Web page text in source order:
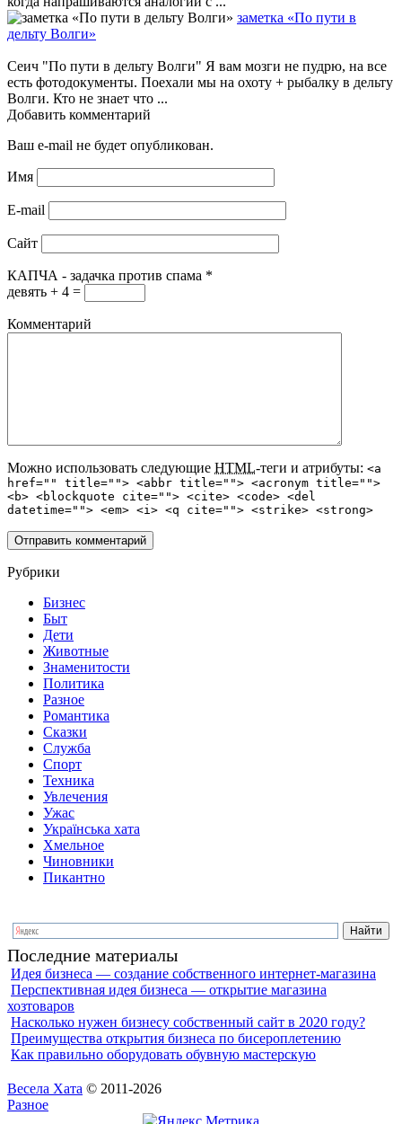
заметка «По пути в
дельту Волги»
Сеич "По пути в дельту Волги" Я вам мозги не пудрю, на все
есть фотодокументы. Поехали мы на охоту + рыбалку в дельту
Волги. Кто не знает что ...
Добавить комментарий
Ваш e-mail не будет опубликован.
Имя
E-mail
Сайт
КАПЧА - задачка против спама *
девять + 4 =
Комментарий
Можно использовать следующие HTML-теги и атрибуты: <a
href="" title=""> <abbr title=""> <acronym title="">
<b> <blockquote cite=""> <cite> <code> <del
datetime=""> <em> <i> <q cite=""> <strike> <strong>
Рубрики
Бизнес
Быт
Дети
Животные
Знаменитости
Политика
Разное
Романтика
Сказки
Служба
Спорт
Техника
Увлечения
Ужас
Українська хата
Хмельное
Чиновники
Пикантно
Последние материалы
Идея бизнеса — создание собственного интернет-магазина
Перспективная идея бизнеса — открытие магазина
хозтоваров
Насколько нужен бизнесу собственный сайт в 2020 году?
Преимущества открытия бизнеса по бисероплетению
Как правильно оборудовать обувную мастерскую
Весела Хата © 2011-2026
Разное